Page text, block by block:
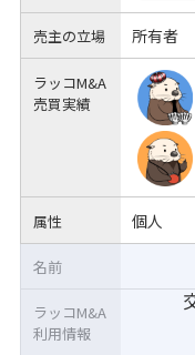
売主の立場 所有者
ラッコM&A
売買実績
属性 個人
名前
ラッコM&A
利用情報